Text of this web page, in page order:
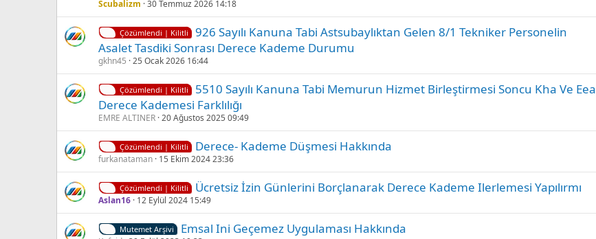
Scubalizm 30 Temmuz 2026 14:18
Çözümlendi | Kilitli
926 Sayılı Kanuna Tabi Astsubaylıktan Gelen 8/1 Tekniker Personelin
Asalet Tasdiki Sonrası Derece Kademe Durumu
gkhn45 25 Ocak 2026 16:44
Çözümlendi | Kilitli
5510 Sayılı Kanuna Tabi Memurun Hizmet Birleştirmesi Soncu Kha Ve Eea
Derece Kademesi Farklılığı
EMRE ALTINER 20 Ağustos 2025 09:49
Çözümlendi | Kilitli Derece- Kademe Düşmesi Hakkında
furkanataman 15 Ekim 2024 23:36
Çözümlendi | Kilitli Ücretsiz İzin Günlerini Borçlanarak Derece Kademe Ilerlemesi Yapılırmı
Aslan16 12 Eylül 2024 15:49
Mutemet Arşivi Emsal Ini Geçemez Uygulaması Hakkında